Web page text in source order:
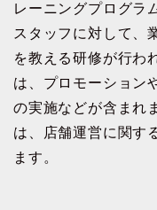
レーニングプログラ
スタッフに対して、
を教える研修が行わ
は、プロモーション
の実施などが含まれ
は、店舗運営に関す
ます。